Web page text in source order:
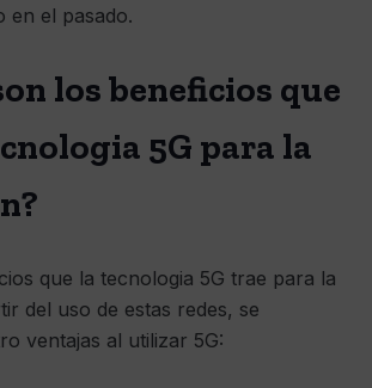
en el pasado.
los beneficios que
5G para la
que la tecnologia 5G trae para la
del uso de estas redes, se
ventajas al utilizar 5G: